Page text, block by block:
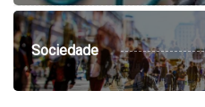
Sociedade